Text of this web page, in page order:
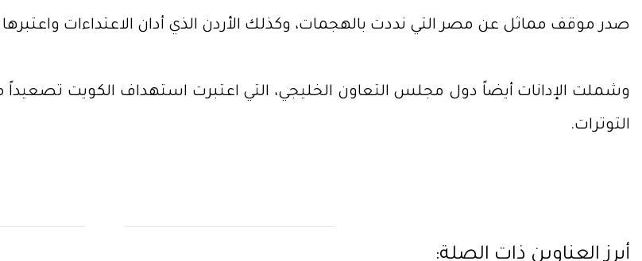
صدر موقف مماثل عن مصر التي نددت بالهجمات، وكذلك الأردن الذي أدان الاعتداءات
وشملت الإدانات أيضاً دول مجلس التعاون الخليجي، التي اعتبرت استهداف الكويت تصعيداً
التوترات.
أبرز العناوين ذات الصلة: